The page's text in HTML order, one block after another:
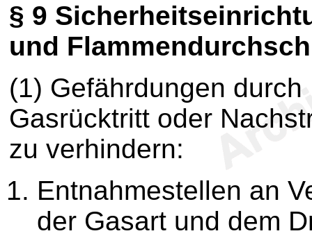
§ 9
und
(1) Gefährdungen
Gasrücktritt oder
zu verhindern:
Entnahmestellen an
der Gasart und dem